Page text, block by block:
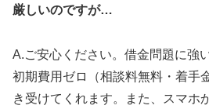
厳しいのですが…
A.ご安心ください。借金問題に強
初期費用ゼロ（相談料無料・着手
き受けてくれます。また、スマホ